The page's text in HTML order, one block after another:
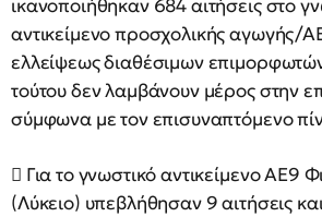
ικανοποιήθηκαν 684 αιτήσεις στο
αντικείμενο προσχολικής αγωγής/
ελλείψεως διαθέσιμων
τούτου δεν λαμβάνουν μέρος στην
σύμφωνα με τον επισυναπτόμενο
 Για το γνωστικό αντικείμενο ΑΕ9
(Λύκειο) υπεβλήθησαν 9 αιτήσεις